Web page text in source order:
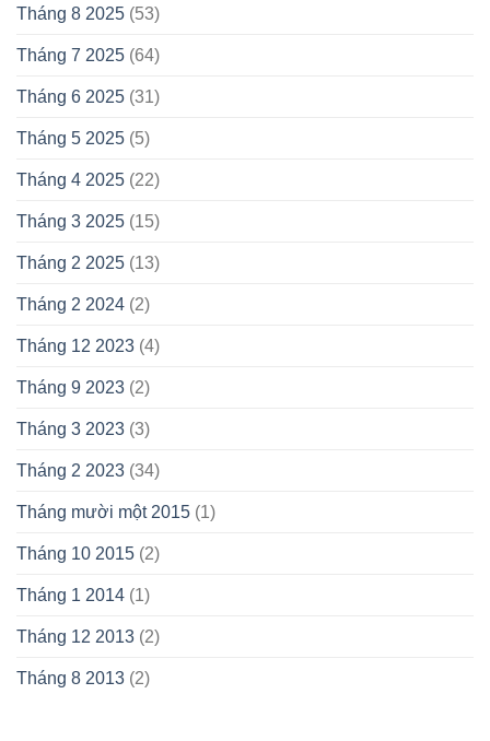
Tháng 8 2025 (53)
Tháng 7 2025 (64)
Tháng 6 2025 (31)
Tháng 5 2025 (5)
Tháng 4 2025 (22)
Tháng 3 2025 (15)
Tháng 2 2025 (13)
Tháng 2 2024 (2)
Tháng 12 2023 (4)
Tháng 9 2023 (2)
Tháng 3 2023 (3)
Tháng 2 2023 (34)
Tháng mười một 2015 (1)
Tháng 10 2015 (2)
Tháng 1 2014 (1)
Tháng 12 2013 (2)
Tháng 8 2013 (2)